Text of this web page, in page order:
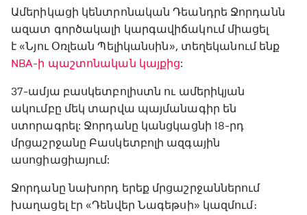
Ամերիկացի կենտրոնական Դեանդրե Ջորդանն
ազատ գործակալի կարգավիճակում միացել
է «Նյու Օռլեան Պելիկանսին», տեղեկանում ենք
NBA-ի պաշտոնական կայքից:
37-ամյա բասկետբոլիստն ու ամերիկյան
ակումբը մեկ տարվա պայմանագիր են
ստորագրել: Ջորդանը կանցկացնի 18-րդ
մրցաշրջանը Բասկետբոլի ազգային
ասոցիացիայում:
Ջորդանը նախորդ երեք մրցաշրջաններում
խաղացել էր «Դենվեր Նագեթսի» կազմում։